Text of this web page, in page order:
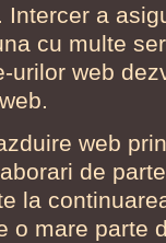
a
cu multe
urilor web
web
de
la
o mare parte